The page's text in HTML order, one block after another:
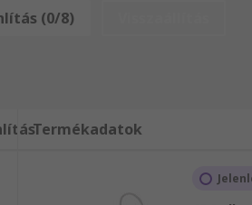
teljes kínálatát
belüli szállítással. Az RS
vonatkozó kérdései
(0/8)
Termékadatok